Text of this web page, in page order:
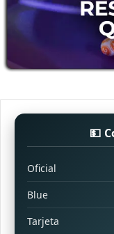
💵
Oficial
Blue
Tarjeta